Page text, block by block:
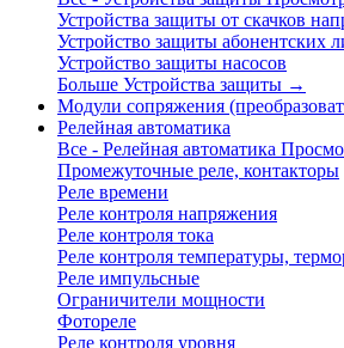
Устройства защиты от скачков
Устройство защиты абонентских
Устройство защиты насосов
Больше Устройства защиты →
Модули сопряжения
Релейная автоматика
Все - Релейная автоматика
Промежуточные реле, контакторы
Реле времени
Реле контроля напряжения
Реле контроля тока
Реле контроля температуры,
Реле импульсные
Ограничители мощности
Фотореле
Реле контроля уровня